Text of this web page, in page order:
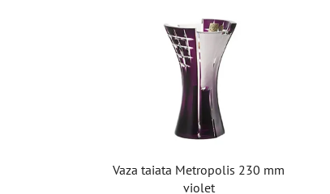
Vaza taiata Metropolis 230 mm
violet